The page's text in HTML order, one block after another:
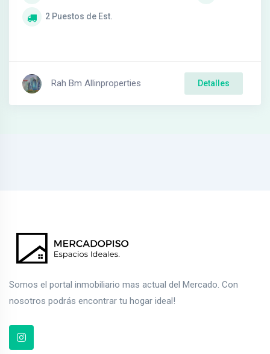
2 Puestos de Est.
Rah Bm Allinproperties Detalles
Somos el portal inmobiliario mas actual del Mercado. Con
nosotros podrás encontrar tu hogar ideal!